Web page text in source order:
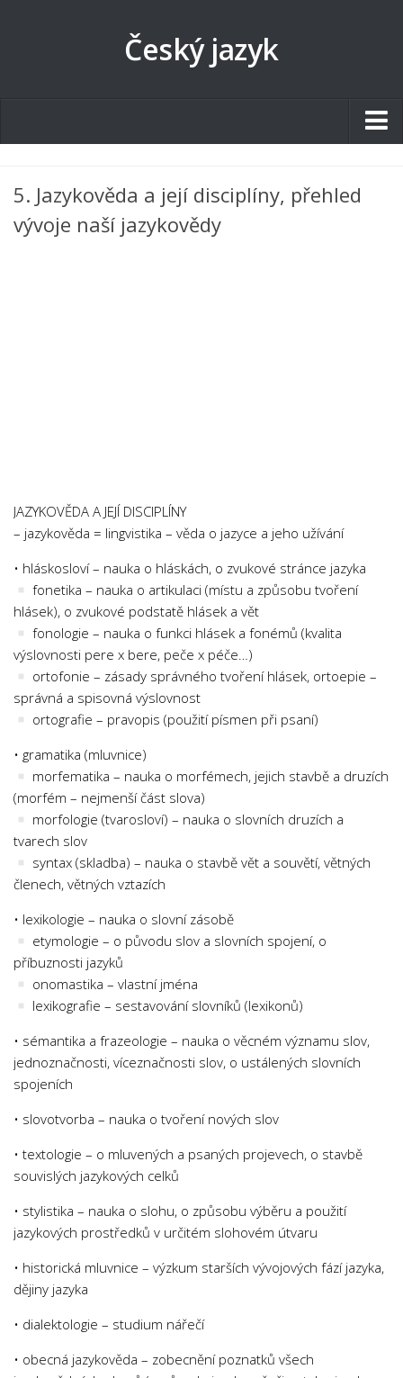
Český jazyk
Tematické okruhy
Angličtina
Ekonomie
Informatika
Jazyky
Management
Marketing
Němčina
Občanská nauka
Pedagogika
Právo
Psychologie a Sociologie
Společenské vědy
Technika
Zdravotnictví
Zeměpis
Novinky
5. Jazykověda a její disciplíny, přehled
vývoje naší jazykovědy
JAZYKOVĚDA A JEJÍ DISCIPLÍNY
– jazykověda = lingvistika – věda o jazyce a jeho užívání
• hláskosloví – nauka o hláskách, o zvukové stránce jazyka
fonetika – nauka o artikulaci (místu a způsobu tvoření
hlásek), o zvukové podstatě hlásek a vět
fonologie – nauka o funkci hlásek a fonémů (kvalita
výslovnosti pere x bere, peče x péče…)
ortofonie – zásady správného tvoření hlásek, ortoepie –
správná a spisovná výslovnost
ortografie – pravopis (použití písmen při psaní)
• gramatika (mluvnice)
morfematika – nauka o morfémech, jejich stavbě a druzích
(morfém – nejmenší část slova)
morfologie (tvarosloví) – nauka o slovních druzích a
tvarech slov
syntax (skladba) – nauka o stavbě vět a souvětí, větných
členech, větných vztazích
• lexikologie – nauka o slovní zásobě
etymologie – o původu slov a slovních spojení, o
příbuznosti jazyků
onomastika – vlastní jména
lexikografie – sestavování slovníků (lexikonů)
• sémantika a frazeologie – nauka o věcném významu slov,
jednoznačnosti, víceznačnosti slov, o ustálených slovních
spojeních
• slovotvorba – nauka o tvoření nových slov
• textologie – o mluvených a psaných projevech, o stavbě
souvislých jazykových celků
• stylistika – nauka o slohu, o způsobu výběru a použití
jazykových prostředků v určitém slohovém útvaru
• historická mluvnice – výzkum starších vývojových fází jazyka,
dějiny jazyka
• dialektologie – studium nářečí
• obecná jazykověda – zobecnění poznatků všech